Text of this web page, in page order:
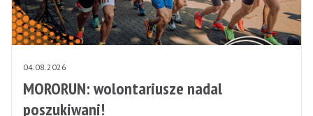
04.08.2026
MORORUN: wolontariusze nadal
poszukiwani!